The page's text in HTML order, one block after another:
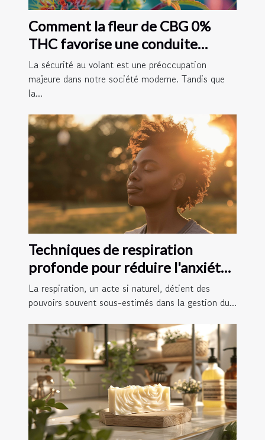
Comment la fleur de CBG 0%
THC favorise une conduite
sécuritaire
La sécurité au volant est une préoccupation
majeure dans notre société moderne. Tandis que
la...
Techniques de respiration
profonde pour réduire l'anxiété
et améliorer le sommeil
La respiration, un acte si naturel, détient des
pouvoirs souvent sous-estimés dans la gestion du...